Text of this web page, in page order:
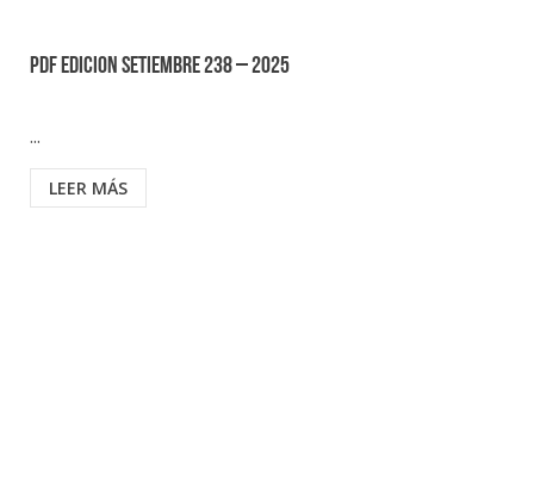
PDF EDICION SETIEMBRE 238 – 2025
...
LEER MÁS